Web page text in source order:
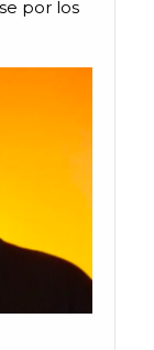
por los